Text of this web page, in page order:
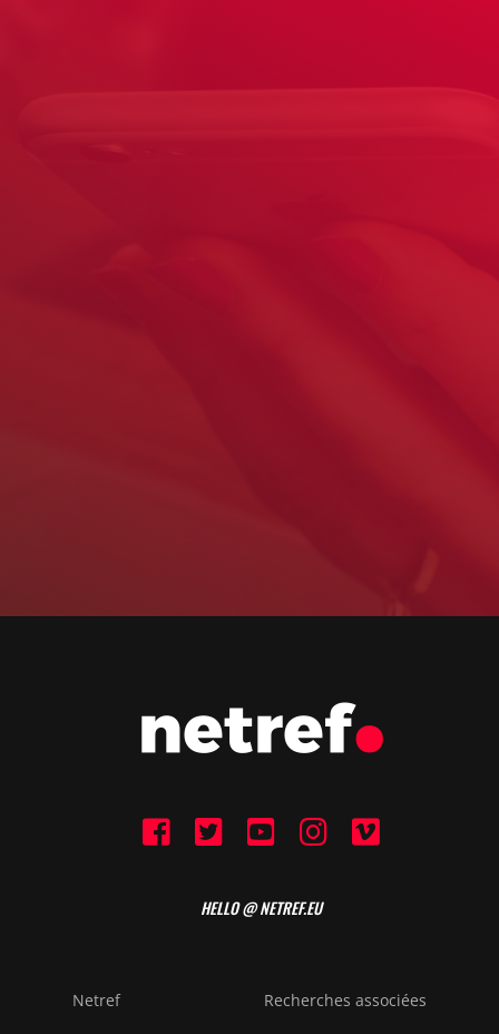
HELLO @ NETREF.EU
Netref Recherches associées